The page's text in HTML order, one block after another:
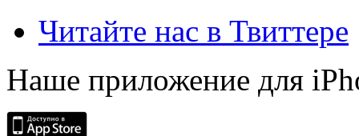
Читайте нас в Твиттере
Наше приложение для